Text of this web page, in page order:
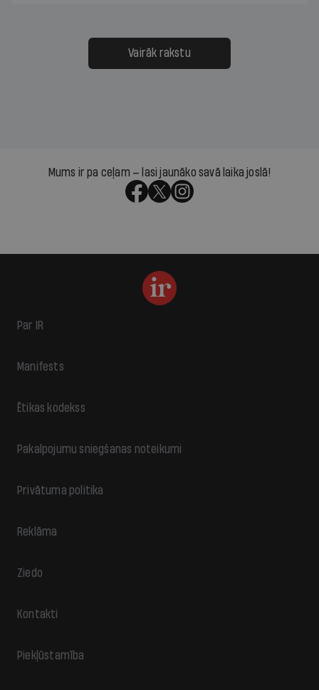
Vairāk rakstu
Mums ir pa ceļam — lasi jaunāko savā laika joslā!
Par IR
Manifests
Ētikas kodekss
Pakalpojumu sniegšanas noteikumi
Privātuma politika
Reklāma
Ziedo
Kontakti
Piekļūstamība